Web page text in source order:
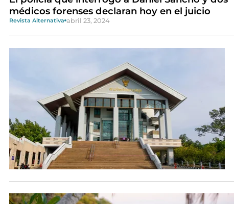
médicos forenses declaran hoy en el juicio
Revista Alternativa abril 23, 2024